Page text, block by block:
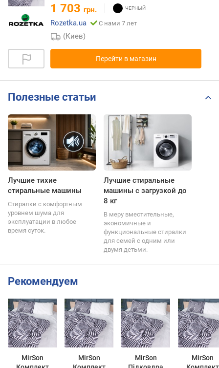
1 703 грн.
Rozetka.ua
С нами 7 лет
(Киев)
Перейти в магазин
Полезные статьи
Лучшие тихие
стиральные машины
Стиралки с комфортным
уровнем шума для
эксплуатации в любое
время суток.
Лучшие стиральные
машины с загрузкой до
8 кг
В меру вместительные,
экономичные и
функциональные стиралки
для семей с одним или
двумя детьми.
Рекомендуем
MirSon
MirSon
MirSon
MirSon